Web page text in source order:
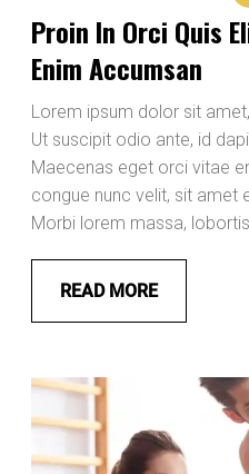
Proin In Orci Quis
Enim Accumsan
Lorem ipsum dolor sit
Ut suscipit odio ante, id
Maecenas eget orci vitae
congue nunc velit, sit amet
Morbi lorem massa, lobortis
READ MORE